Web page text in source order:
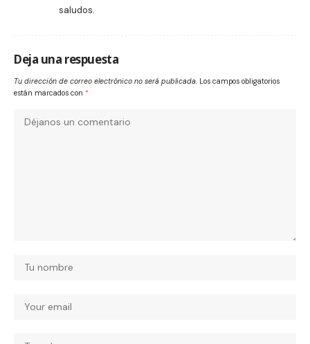
saludos.
Deja una respuesta
Tu dirección de correo electrónico no será publicada. Los campos obligatorios
están marcados con *